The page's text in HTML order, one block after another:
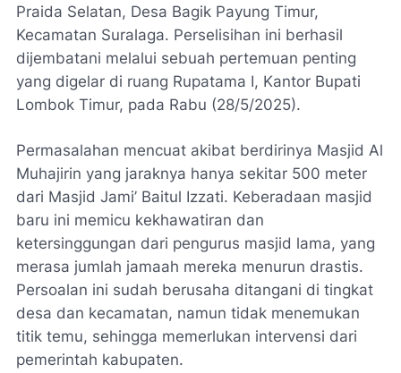
Praida Selatan, Desa Bagik Payung Timur,
Kecamatan Suralaga. Perselisihan ini berhasil
dijembatani melalui sebuah pertemuan penting
yang digelar di ruang Rupatama I, Kantor Bupati
Lombok Timur, pada Rabu (28/5/2025).
Permasalahan mencuat akibat berdirinya Masjid Al
Muhajirin yang jaraknya hanya sekitar 500 meter
dari Masjid Jami’ Baitul Izzati. Keberadaan masjid
baru ini memicu kekhawatiran dan
ketersinggungan dari pengurus masjid lama, yang
merasa jumlah jamaah mereka menurun drastis.
Persoalan ini sudah berusaha ditangani di tingkat
desa dan kecamatan, namun tidak menemukan
titik temu, sehingga memerlukan intervensi dari
pemerintah kabupaten.